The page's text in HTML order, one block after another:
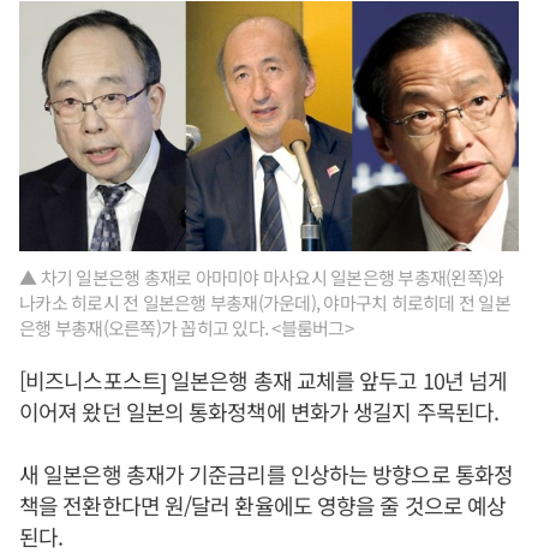
▲ 차기 일본은행 총재로 아마미야 마사요시 일본은행 부총재(왼쪽)와
나카소 히로시 전 일본은행 부총재(가운데), 야마구치 히로히데 전 일본
은행 부총재(오른쪽)가 꼽히고 있다. <블룸버그>
[비즈니스포스트] 일본은행 총재 교체를 앞두고 10년 넘게
이어져 왔던 일본의 통화정책에 변화가 생길지 주목된다.
새 일본은행 총재가 기준금리를 인상하는 방향으로 통화정
책을 전환한다면 원/달러 환율에도 영향을 줄 것으로 예상
된다.